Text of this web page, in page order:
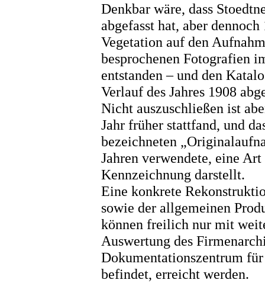
Denkbar wäre, dass
abgefasst hat, aber
Vegetation auf den
besprochenen Fotografien
entstanden – und den
Verlauf des Jahres 1908
Nicht auszuschließen ist
Jahr früher stattfand, und
bezeichneten
Jahren verwendete, eine
Kennzeichnung darstellt.
Eine konkrete
sowie der allgemeinen
können freilich nur mit
Auswertung des
Dokumentationszentrum
befindet, erreicht werden.